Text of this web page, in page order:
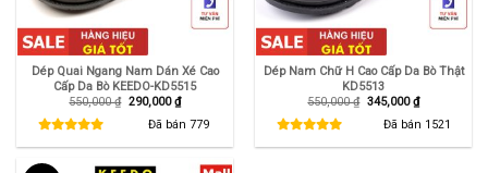
Dép Quai Ngang Nam Dán Xé Cao
Cấp Da Bò KEEDO-KD5515
550,000₫ Giá
550,000 ₫.
290,000₫Giá
hiện
tại
là:
290,000 ₫.
Đã bán 779
Dép Nam Chữ H Cao Cấp Da Bò Thật
KD5513
550,000₫ Giá
550,000 ₫.
345,000₫Giá
hiện
tại
là:
345,000 ₫.
Đã bán 1521